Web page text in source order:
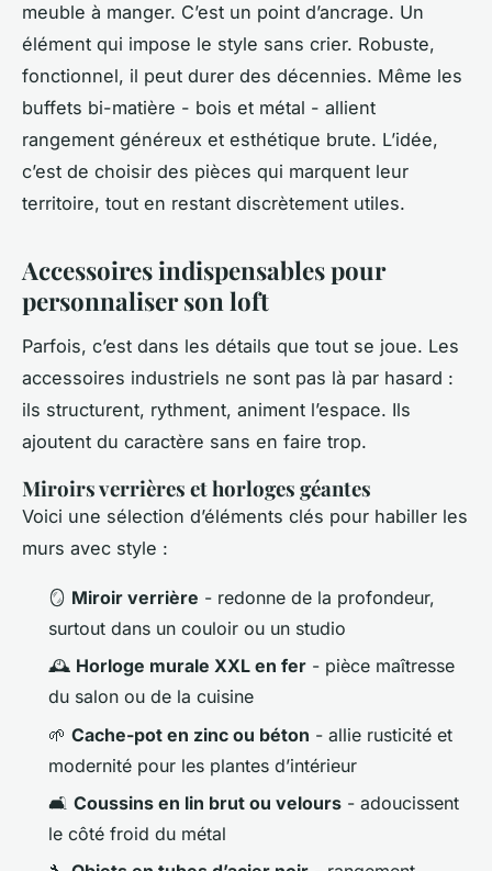
meuble à manger. C’est un point d’ancrage. Un
élément qui impose le style sans crier. Robuste,
fonctionnel, il peut durer des décennies. Même les
buffets bi-matière - bois et métal - allient
rangement généreux et esthétique brute. L’idée,
c’est de choisir des pièces qui marquent leur
territoire, tout en restant discrètement utiles.
Accessoires indispensables pour
personnaliser son loft
Parfois, c’est dans les détails que tout se joue. Les
accessoires industriels ne sont pas là par hasard :
ils structurent, rythment, animent l’espace. Ils
ajoutent du caractère sans en faire trop.
Miroirs verrières et horloges géantes
Voici une sélection d’éléments clés pour habiller les
murs avec style :
🪞 Miroir verrière - redonne de la profondeur,
surtout dans un couloir ou un studio
🕰️ Horloge murale XXL en fer - pièce maîtresse
du salon ou de la cuisine
🌱 Cache-pot en zinc ou béton - allie rusticité et
modernité pour les plantes d’intérieur
🛋️ Coussins en lin brut ou velours - adoucissent
le côté froid du métal